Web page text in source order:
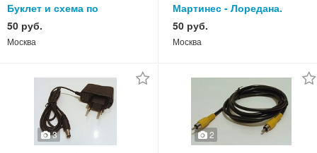
Буклет и схема по
пригородам Ленинграда,
из СССР
50 руб.
Москва
Мартинес - Лоредана.
Венецианская повесть.
50 руб.
Москва
3 2